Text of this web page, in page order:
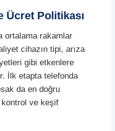
Ücret Politikası
ortalama rakamlar
cihazın tipi, arıza
gibi etkenlere
İlk etapta telefonda
da en doğru
kontrol ve keşif